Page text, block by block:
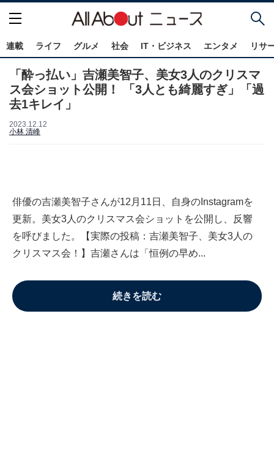
連載 ライフ グルメ 社会 IT・ビジネス エンタメ リサ
「酔っ払い」吉瀬美智子、美女3人のクリスマ
ス会ショット公開！ 「3人とも綺麗すぎ」「過
去1キレイ」
2023.12.12
小林 清峰
俳優の吉瀬美智子さんが12月11日、自身のInstagramを
更新。美女3人のクリスマス会ショットを公開し、反響
を呼びました。【実際の投稿：吉瀬美智子、美女3人の
クリスマス会！】吉瀬さんは「恒例の早め...
続きを読む